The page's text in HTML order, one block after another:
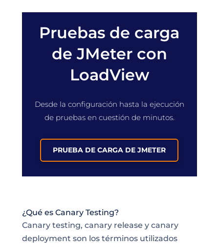
Pruebas de carga
de JMeter con
LoadView
Desde la configuración hasta la ejecución
de pruebas en cuestión de minutos.
PRUEBA DE CARGA DE JMETER
¿Qué es Canary Testing?
Canary testing, canary release y canary
deployment son los términos utilizados